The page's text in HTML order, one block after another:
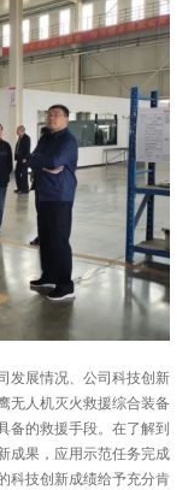
发展情况、公司科技创新
无人机灭火救援综合装备
备的救援手段。在了解到
成果，应用示范任务完成
科技创新成绩给予充分肯